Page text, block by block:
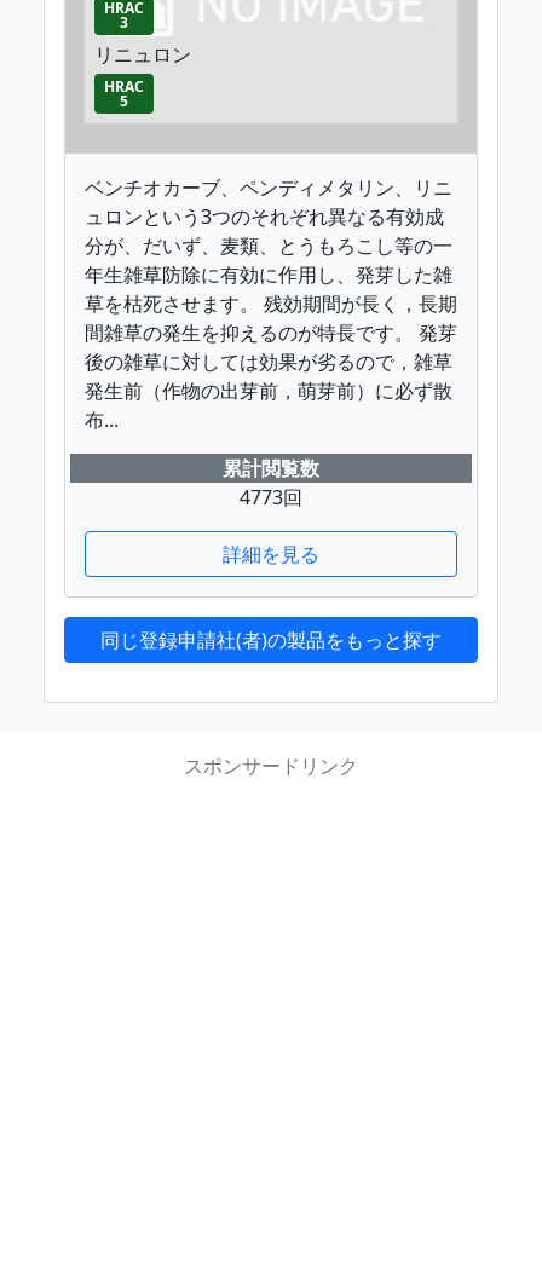
HRAC
3
リニュロン
HRAC
5
ベンチオカーブ、ペンディメタリン、リニ
ュロンという3つのそれぞれ異なる有効成
分が、だいず、麦類、とうもろこし等の一
年生雑草防除に有効に作用し、発芽した雑
草を枯死させます。 残効期間が長く，長期
間雑草の発生を抑えるのが特長です。 発芽
後の雑草に対しては効果が劣るので，雑草
発生前（作物の出芽前，萌芽前）に必ず散
布...
累計閲覧数
4773回
詳細を見る
同じ登録申請社(者)の製品をもっと探す
スポンサードリンク